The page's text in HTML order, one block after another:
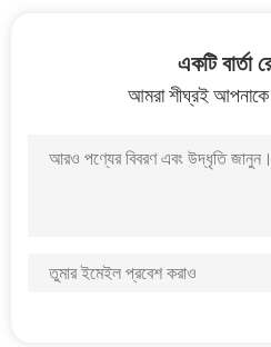
আর্চওয়ে মেটাল
একটি বার্তা
আমরা শীঘ্রই